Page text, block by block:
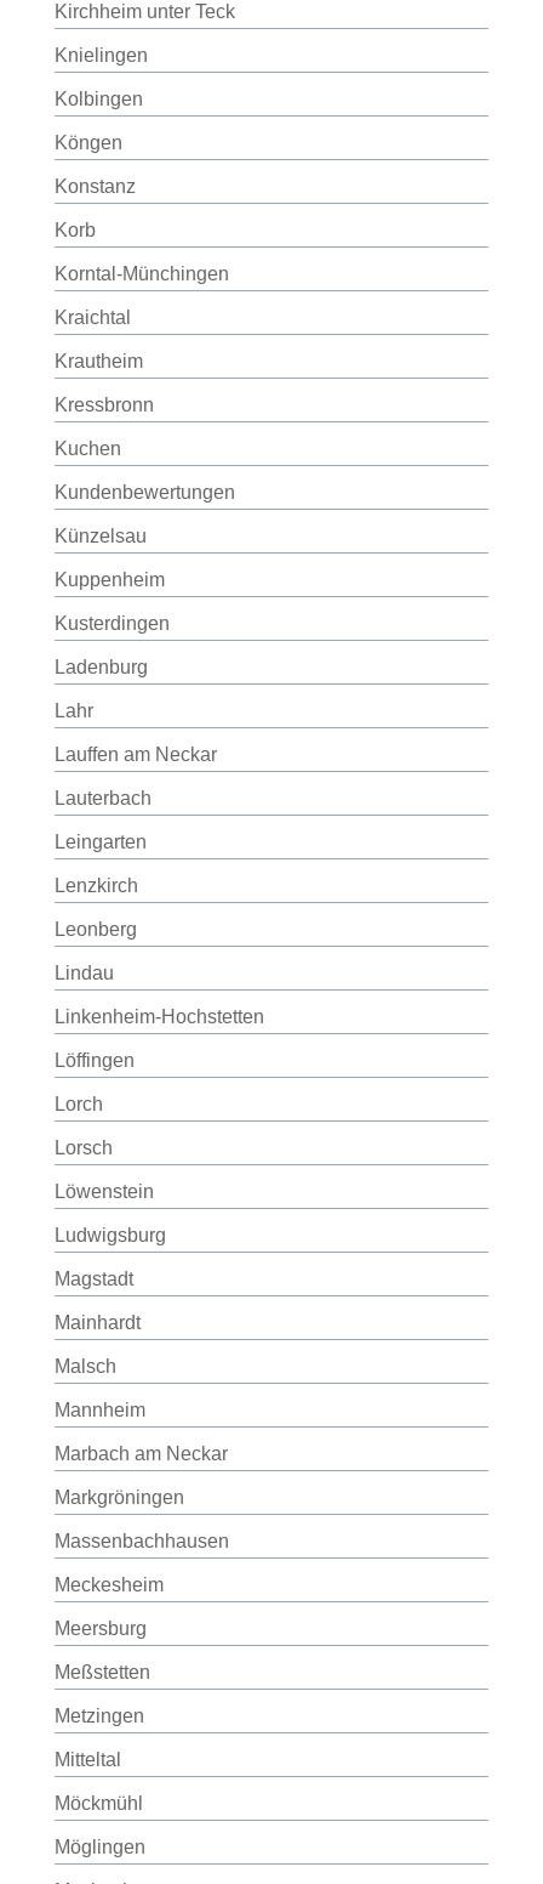
Kirchheim unter Teck
Knielingen
Kolbingen
Köngen
Konstanz
Korb
Korntal-Münchingen
Kraichtal
Krautheim
Kressbronn
Kuchen
Kundenbewertungen
Künzelsau
Kuppenheim
Kusterdingen
Ladenburg
Lahr
Lauffen am Neckar
Lauterbach
Leingarten
Lenzkirch
Leonberg
Lindau
Linkenheim-Hochstetten
Löffingen
Lorch
Lorsch
Löwenstein
Ludwigsburg
Magstadt
Mainhardt
Malsch
Mannheim
Marbach am Neckar
Markgröningen
Massenbachhausen
Meckesheim
Meersburg
Meßstetten
Metzingen
Mitteltal
Möckmühl
Möglingen